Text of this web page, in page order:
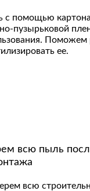
с помощью
пузырьковой
Поможем
ее.
всю пыль
всю